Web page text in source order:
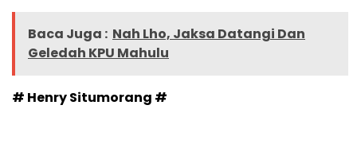
Baca Juga : Nah Lho, Jaksa Datangi Dan
Geledah KPU Mahulu
# Henry Situmorang #